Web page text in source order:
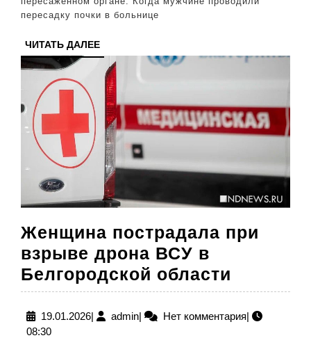
пересадки
почки
пересадку почки в больнице
ЧИТАТЬ ДАЛЕЕЧИТАТЬ
ДАЛЕЕ
Женщина пострадала при
взрыве дрона ВСУ в
Белгородской области
при
19.01.202619.01.2026
| adminadmin
| Нет комментария|
08:30